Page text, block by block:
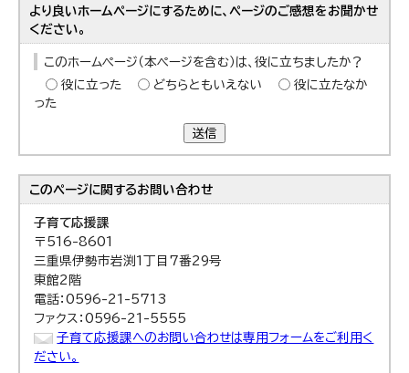
より良いホームページにするために、ページのご感想をお聞かせ
ください。
このホームページ（本ページを含む）は、役に立ちましたか？
役に立った
どちらともいえない
役に立たなか
った
送信
このページに関するお問い合わせ
子育て応援課
〒516-8601
三重県伊勢市岩渕1丁目7番29号
東館2階
電話：0596-21-5713
ファクス：0596-21-5555
子育て応援課へのお問い合わせは専用フォームをご利用く
ださい。